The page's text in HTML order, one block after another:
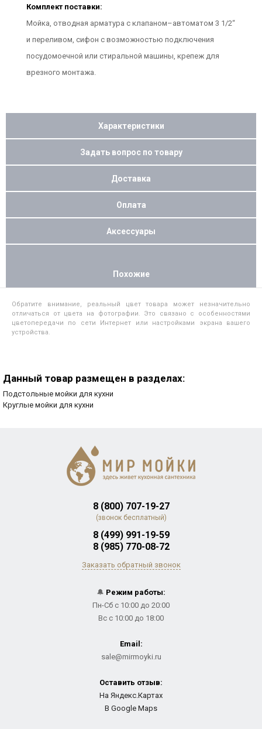
Комплект поставки:
Мойка, отводная арматура с клапаном–автоматом 3 1/2“
и переливом, сифон с возможностью подключения
посудомоечной или стиральной машины, крепеж для
врезного монтажа.
Характеристики
Задать вопрос по товару
Доставка
Оплата
Аксессуары
Похожие
Обратите внимание, реальный цвет товара может незначительно
отличаться от цвета на фотографии. Это связано с особенностями
цветопередачи по сети Интернет или настройками экрана вашего
устройства.
Данный товар размещен в разделах:
Подстольные мойки для кухни
Круглые мойки для кухни
8 (800) 707-19-27
(звонок бесплатный)
8 (499) 991-19-59
8 (985) 770-08-72
Заказать обратный звонок
🔔 Режим работы:
Пн-Сб с 10:00 до 20:00
Вс с 10:00 до 18:00
Email:
sale@mirmoyki.ru
Оставить отзыв:
На Яндекс.Картах
В Google Maps